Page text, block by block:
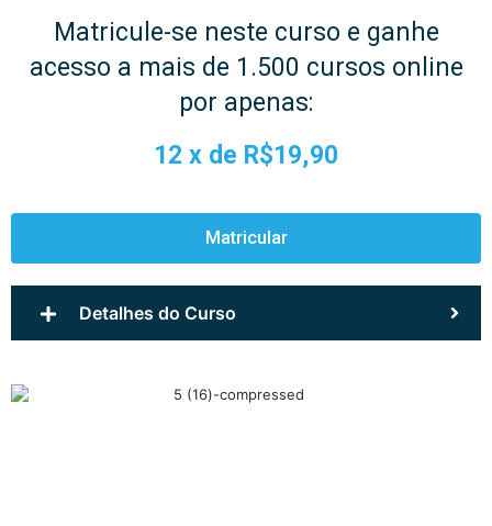
Matricule-se neste curso e ganhe
acesso a mais de 1.500 cursos online
por apenas:
12 x de R$19,90
Matricular
Detalhes do Curso